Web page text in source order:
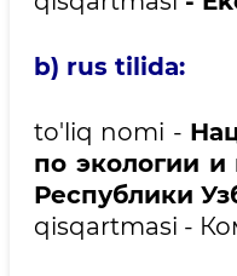
b) rus tilida:
to'liq nomi -
по экологии
Республики
qisqartmasi -